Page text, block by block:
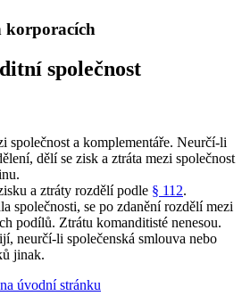
korporacích
společnost
společnost a komplementáře. Neurčí-li
dělí se zisk a ztráta mezi společnost
a ztráty rozdělí podle § 112.
společnosti, se po zdanění rozdělí mezi
podílů. Ztrátu komanditisté nenesou.
neurčí-li společenská smlouva nebo
jinak.
úvodní stránku